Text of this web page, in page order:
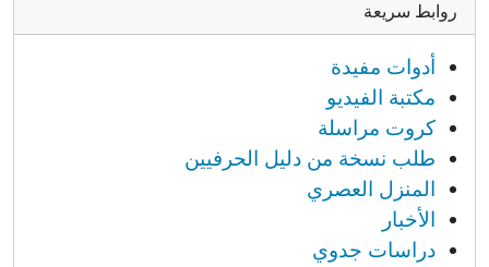
روابط سريعة
أدوات مفيدة
مكتبة الفيديو
كروت مراسلة
طلب نسخة من دليل الحرفيين
المنزل العصري
الأخبار
دراسات جدوي